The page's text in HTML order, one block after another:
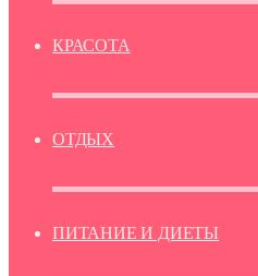
КРАСОТА
ОТДЫХ
ПИТАНИЕ И ДИЕТЫ